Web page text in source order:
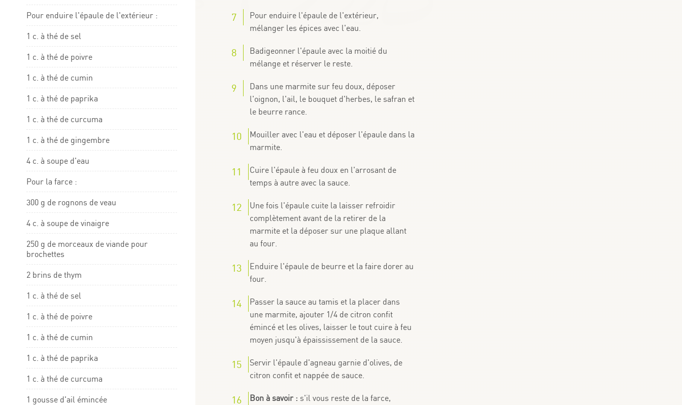
Pour enduire l'épaule de l'extérieur :
1 c. à thé de sel
1 c. à thé de poivre
1 c. à thé de cumin
1 c. à thé de paprika
1 c. à thé de curcuma
1 c. à thé de gingembre
4 c. à soupe d'eau
Pour la farce :
300 g de rognons de veau
4 c. à soupe de vinaigre
250 g de morceaux de viande pour
brochettes
2 brins de thym
1 c. à thé de sel
1 c. à thé de poivre
1 c. à thé de cumin
1 c. à thé de paprika
1 c. à thé de curcuma
1 gousse d'ail émincée
Pour enduire l'épaule de l'extérieur,
mélanger les épices avec l'eau.
Badigeonner l'épaule avec la moitié du
mélange et réserver le reste.
Dans une marmite sur feu doux, déposer
l'oignon, l'ail, le bouquet d'herbes, le safran et
le beurre rance.
Mouiller avec l'eau et déposer l'épaule dans la
marmite.
Cuire l'épaule à feu doux en l'arrosant de
temps à autre avec la sauce.
Une fois l'épaule cuite la laisser refroidir
complètement avant de la retirer de la
marmite et la déposer sur une plaque allant
au four.
Enduire l'épaule de beurre et la faire dorer au
four.
Passer la sauce au tamis et la placer dans
une marmite, ajouter 1/4 de citron confit
émincé et les olives, laisser le tout cuire à feu
moyen jusqu'à épaississement de la sauce.
Servir l'épaule d'agneau garnie d'olives, de
citron confit et nappée de sauce.
Bon à savoir : s'il vous reste de la farce,